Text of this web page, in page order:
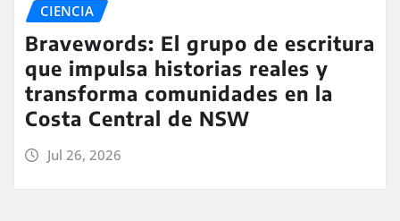
CIENCIA
Bravewords: El grupo de escritura
que impulsa historias reales y
transforma comunidades en la
Costa Central de NSW
Jul 26, 2026